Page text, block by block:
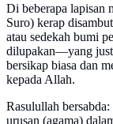
Di beberapa lapisan
Suro) kerap
atau sedekah bumi
dilupakan—yang
bersikap biasa dan
kepada Allah.
Rasulullah
urusan (agama)